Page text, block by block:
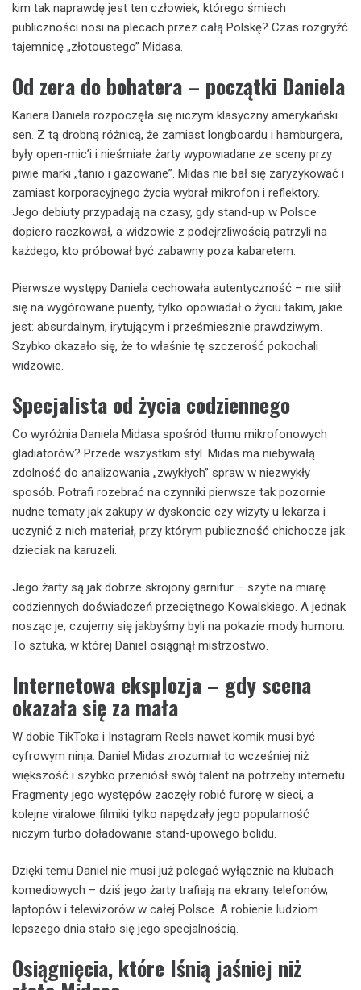
kim tak naprawdę jest ten człowiek, którego śmiech
publiczności nosi na plecach przez całą Polskę? Czas rozgryźć
tajemnicę „złotoustego” Midasa.
Od zera do bohatera – początki Daniela
Kariera Daniela rozpoczęła się niczym klasyczny amerykański
sen. Z tą drobną różnicą, że zamiast longboardu i hamburgera,
były open-mic’i i nieśmiałe żarty wypowiadane ze sceny przy
piwie marki „tanio i gazowane”. Midas nie bał się zaryzykować i
zamiast korporacyjnego życia wybrał mikrofon i reflektory.
Jego debiuty przypadają na czasy, gdy stand-up w Polsce
dopiero raczkował, a widzowie z podejrzliwością patrzyli na
każdego, kto próbował być zabawny poza kabaretem.
Pierwsze występy Daniela cechowała autentyczność – nie silił
się na wygórowane puenty, tylko opowiadał o życiu takim, jakie
jest: absurdalnym, irytującym i prześmiesznie prawdziwym.
Szybko okazało się, że to właśnie tę szczerość pokochali
widzowie.
Specjalista od życia codziennego
Co wyróżnia Daniela Midasa spośród tłumu mikrofonowych
gladiatorów? Przede wszystkim styl. Midas ma niebywałą
zdolność do analizowania „zwykłych” spraw w niezwykły
sposób. Potrafi rozebrać na czynniki pierwsze tak pozornie
nudne tematy jak zakupy w dyskoncie czy wizyty u lekarza i
uczynić z nich materiał, przy którym publiczność chichocze jak
dzieciak na karuzeli.
Jego żarty są jak dobrze skrojony garnitur – szyte na miarę
codziennych doświadczeń przeciętnego Kowalskiego. A jednak
nosząc je, czujemy się jakbyśmy byli na pokazie mody humoru.
To sztuka, w której Daniel osiągnął mistrzostwo.
Internetowa eksplozja – gdy scena
okazała się za mała
W dobie TikToka i Instagram Reels nawet komik musi być
cyfrowym ninja. Daniel Midas zrozumiał to wcześniej niż
większość i szybko przeniósł swój talent na potrzeby internetu.
Fragmenty jego występów zaczęły robić furorę w sieci, a
kolejne viralowe filmiki tylko napędzały jego popularność
niczym turbo doładowanie stand-upowego bolidu.
Dzięki temu Daniel nie musi już polegać wyłącznie na klubach
komediowych – dziś jego żarty trafiają na ekrany telefonów,
laptopów i telewizorów w całej Polsce. A robienie ludziom
lepszego dnia stało się jego specjalnością.
Osiągnięcia, które lśnią jaśniej niż